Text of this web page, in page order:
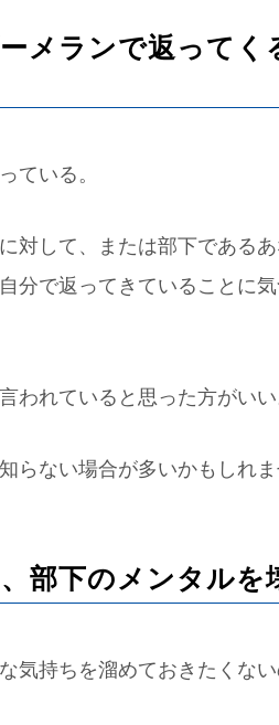
メランで返ってく
ている。
対して、または部下である
分で返ってきていることに
れていると思った方がいい
ない場合が多いかもしれま
部下のメンタルを
気持ちを溜めておきたくな